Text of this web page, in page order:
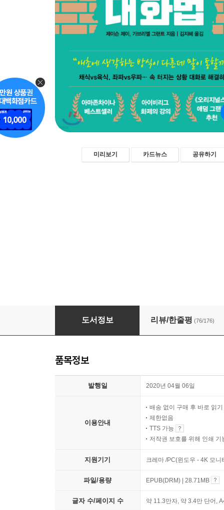
미리보기 카드뉴스 공유하기
벽을 뚫는 대화법
도서정보 리뷰/한줄평 (76/176)
품목정보
발행일 2020년 04월 06일
이용안내
배송 없이 구매 후 바로 읽기
제한없음
TTS 가능
저작권 보호를 위해 인쇄 기
지원기기 크레마 /PC(윈도우 - 4K 모
파일/용량 EPUB(DRM) | 28.71MB
글자 수/페이지 수 약 11.3만자, 약 3.4만 단어,